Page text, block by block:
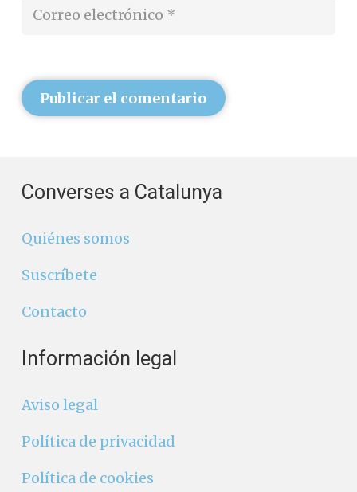
Publicar el comentario
Converses a Catalunya
Quiénes somos
Suscríbete
Contacto
Información legal
Aviso legal
Política de privacidad
Política de cookies